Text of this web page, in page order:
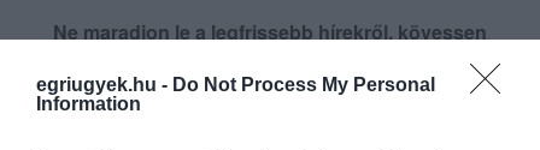
egriugyek.hu - Do Not Process My Personal
Information
Ne maradjon le a legfrissebb hírekről, kövessen
bennünket az EGRI ÜGYEK Google Hírek oldalán!